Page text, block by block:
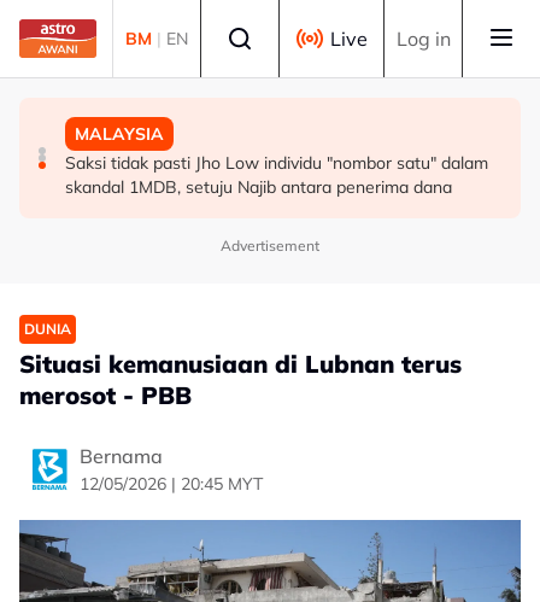
Skip to main content
BM | EN Live Log in
MALAYSIA
PKNS nafi dakwaan rugi RM103.69 juta, tanggung
hutang RM6.1 bilion
MALAYSIA
KDNK sektor komoditi meningkat kepada RM19.65 bilion
pada suku pertama 2026 - Noraini
MALAYSIA
Saksi tidak pasti Jho Low individu "nombor satu" dalam
skandal 1MDB, setuju Najib antara penerima dana
Advertisement
DUNIA
Situasi kemanusiaan di Lubnan terus
merosot - PBB
Bernama
12/05/2026 | 20:45 MYT